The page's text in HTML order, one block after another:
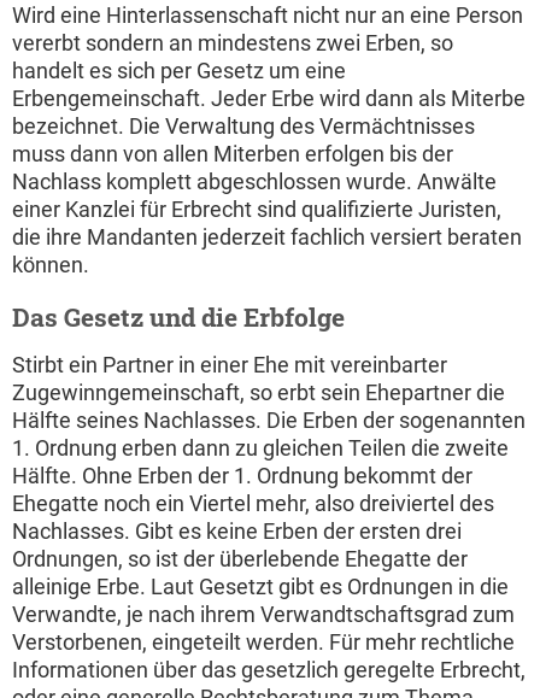
Wird eine Hinterlassenschaft nicht nur an eine Person
vererbt sondern an mindestens zwei Erben, so
handelt es sich per Gesetz um eine
Erbengemeinschaft. Jeder Erbe wird dann als Miterbe
bezeichnet. Die Verwaltung des Vermächtnisses
muss dann von allen Miterben erfolgen bis der
Nachlass komplett abgeschlossen wurde. Anwälte
einer Kanzlei für Erbrecht sind qualifizierte Juristen,
die ihre Mandanten jederzeit fachlich versiert beraten
können.
Das Gesetz und die Erbfolge
Stirbt ein Partner in einer Ehe mit vereinbarter
Zugewinngemeinschaft, so erbt sein Ehepartner die
Hälfte seines Nachlasses. Die Erben der sogenannten
1. Ordnung erben dann zu gleichen Teilen die zweite
Hälfte. Ohne Erben der 1. Ordnung bekommt der
Ehegatte noch ein Viertel mehr, also dreiviertel des
Nachlasses. Gibt es keine Erben der ersten drei
Ordnungen, so ist der überlebende Ehegatte der
alleinige Erbe. Laut Gesetzt gibt es Ordnungen in die
Verwandte, je nach ihrem Verwandtschaftsgrad zum
Verstorbenen, eingeteilt werden. Für mehr rechtliche
Informationen über das gesetzlich geregelte Erbrecht,